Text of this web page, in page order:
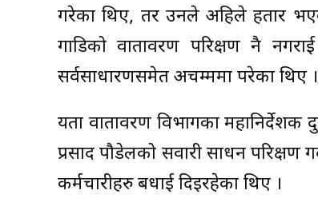
गरेका थिए, तर उनले अहिले हतार
गाडिको वातावरण परिक्षण नै
सर्वसाधारणसमेत अचम्ममा परेका थिए ।
यता वातावरण विभागका महानिर्देशक
प्रसाद पौडेलको सवारी साधन परिक्षण
कर्मचारीहरु बधाई दिइरहेका थिए ।